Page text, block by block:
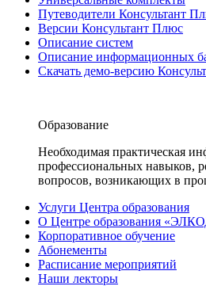
Путеводители Консультант
Версии Консультант Плюс
Описание систем
Описание информационных
Скачать демо-версию
Образование
Необходимая практическая
профессиональных навыков,
вопросов, возникающих в
Услуги Центра образования
О Центре образования
Корпоративное обучение
Абонементы
Расписание мероприятий
Наши лекторы